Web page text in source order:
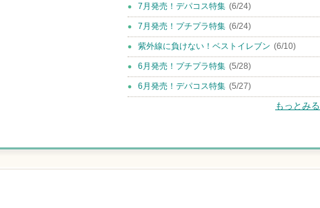
7月発売！デパコス特集 (6/24)
7月発売！プチプラ特集 (6/24)
紫外線に負けない！ベストイレブン (6/10)
6月発売！プチプラ特集 (5/28)
6月発売！デパコス特集 (5/27)
もっとみる